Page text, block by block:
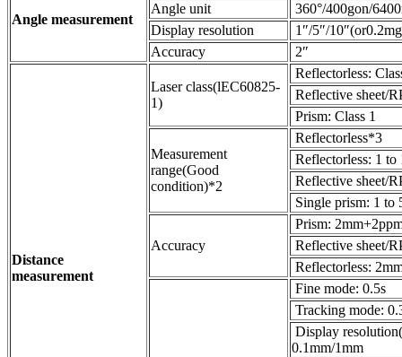
Angle measurement
Angle unit
360°/400gon/
Display resolution
1″/5″/
Accuracy
2″
Distance
measurement
Laser class(lEC60825-
1)
Reflectorless:
Reflective sheet/
Prism: Class 1
Measurement
range(Good
condition)*2
Reflectorless*3
Reflectorless: 1 to
Reflective sheet/
Single prism: 1 to
Accuracy
Prism:
Reflective sheet/
Reflectorless:
Fine mode: 0.5s
Tracking mode:
Display
0.1mm/1mm